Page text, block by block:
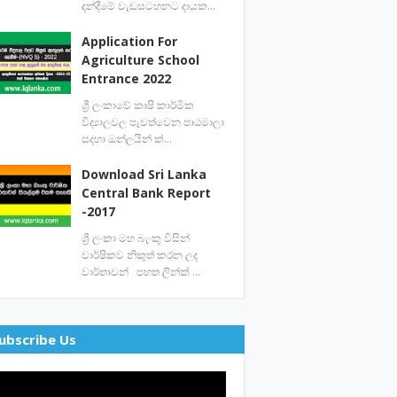
දන්දීමේ වැඩසටහනට දායක…
Application For
Agriculture School
Entrance 2022
ශ්‍රී ලංකාවේ කෘෂි කාර්මික
විද්‍යාලවල පැවත්වෙන පාඨමාලා
සදහා ඔන්ලයින් ක්…
Download Sri Lanka
Central Bank Report
-2017
ශ්‍රී ලංකා මහ බැංකු විසින්
වාර්ෂිකව නිකුත් කරන ලද
වාර්තාවන් පහත ලින්ක් …
Us